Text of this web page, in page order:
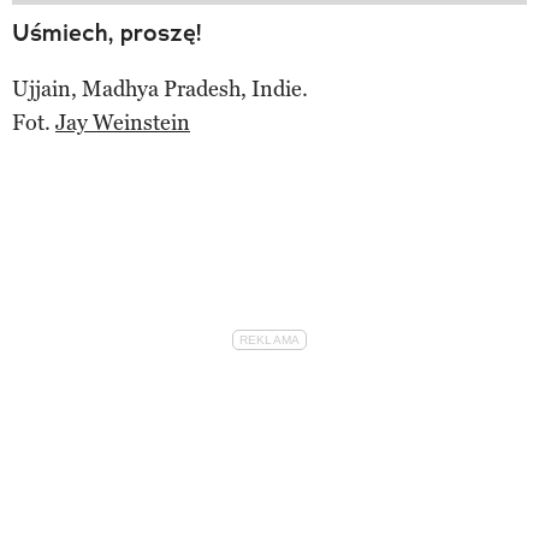
Uśmiech, proszę!
Ujjain, Madhya Pradesh, Indie.
Fot. Jay Weinstein